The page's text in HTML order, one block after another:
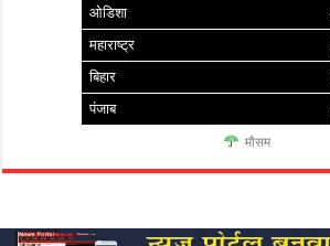
ओडिशा
महाराष्ट्र
बिहार
पंजाब
मौसम